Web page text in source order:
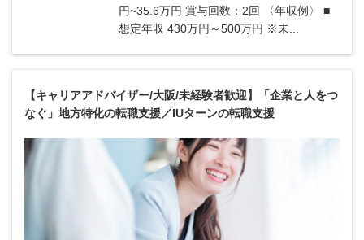
円~35.6万円 賞与回数：2回 〈年収例〉 ■
想定年収 430万円～500万円 ※未...
【キャリアアドバイザー/大阪/未経験者歓迎】「企業と人をつ
なぐ」地方特化の転職支援／IUターンの転職支援